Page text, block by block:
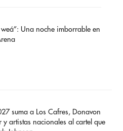
weá”: Una noche imborrable en
suma a Los Cafres, Donavon
y artistas nacionales al cartel que